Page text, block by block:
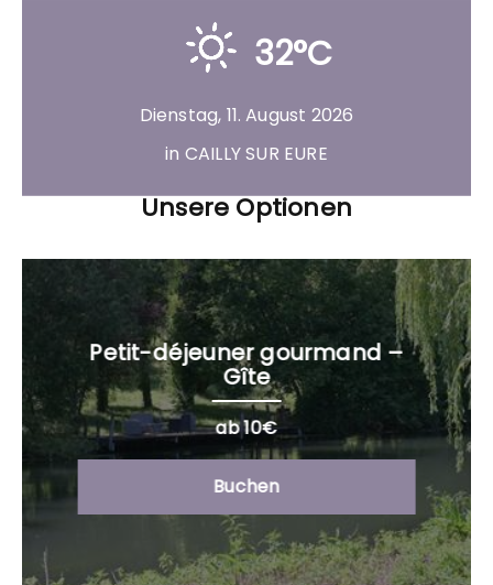
32°C
Dienstag, 11. August 2026
in CAILLY SUR EURE
Unsere Optionen
Petit-déjeuner gourmand –
Gîte
ab 10€
Buchen